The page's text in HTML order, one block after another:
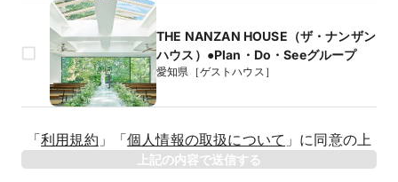
THE NANZAN HOUSE（ザ・ナンザン
ハウス）●Plan・Do・Seeグループ
愛知県［ゲストハウス］
年
「利用規約 」 「個人情報の取扱について 」 に同意の上
上記の内容で送信する